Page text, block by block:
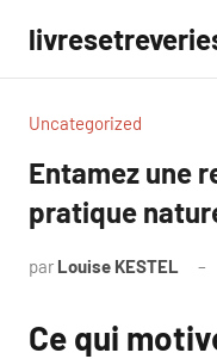
contenu
Uncategorized
Entamez une
pratique
par Louise KESTEL
Ce qui